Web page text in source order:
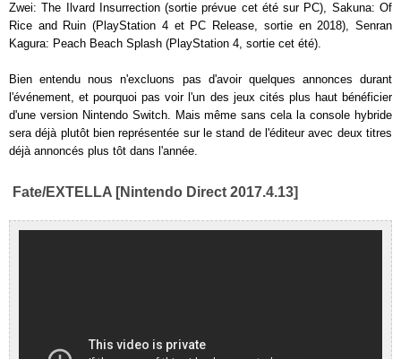
Zwei: The Ilvard Insurrection (sortie prévue cet été sur PC), Sakuna: Of
Rice and Ruin (PlayStation 4 et PC Release, sortie en 2018), Senran
Kagura: Peach Beach Splash (PlayStation 4, sortie cet été).
Bien entendu nous n'excluons pas d'avoir quelques annonces durant
l'événement, et pourquoi pas voir l'un des jeux cités plus haut bénéficier
d'une version Nintendo Switch. Mais même sans cela la console hybride
sera déjà plutôt bien représentée sur le stand de l'éditeur avec deux titres
déjà annoncés plus tôt dans l'année.
Fate/EXTELLA [Nintendo Direct 2017.4.13]